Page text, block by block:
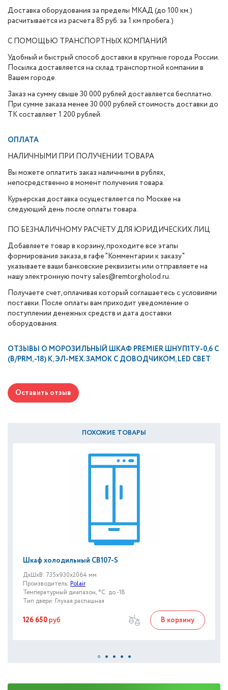
Доставка оборудования за пределы МКАД (до 100 км.)
расчитывается из расчета 85 руб. за 1 км пробега.)
С ПОМОЩЬЮ ТРАНСПОРТНЫХ КОМПАНИЙ
Удобный и быстрый способ доставки в крупные города России.
Посылка доставляется на склад транспортной компании в
Вашем городе.
Заказ на сумму свыше 30 000 рублей доставляется бесплатно.
При сумме заказа менее 30 000 рублей стоимость доставки до
ТК составляет 1 200 рублей.
ОПЛАТА
НАЛИЧНЫМИ ПРИ ПОЛУЧЕНИИ ТОВАРА
Вы можете оплатить заказ наличными в рублях,
непосредственно в момент получения товара.
Курьерская доставка осуществляется по Москве на
следующий день после оплаты товара.
ПО БЕЗНАЛИЧНОМУ РАСЧЕТУ ДЛЯ ЮРИДИЧЕСКИХ ЛИЦ
Добавляете товар в корзину, проходите все этапы
формирования заказа, в гафе "Комментарии к заказу"
указываете ваши банковские реквизиты или отправляете на
нашу электронную почту sales@remtorgholod.ru.
Получаете счет, оплачивая который соглашаетесь с условиями
поставки. После оплаты вам приходит уведомление о
поступлении денежных средств и дата доставки
оборудования.
ОТЗЫВЫ О МОРОЗИЛЬНЫЙ ШКАФ PREMIER ШНУП1ТУ-0,6 С
(В/PRM, -18) К, ЭЛ-МЕХ. ЗАМОК С ДОВОДЧИКОМ, LED СВЕТ
Оставить отзыв
ПОХОЖИЕ ТОВАРЫ
Шкаф холодильный CВ107-S
ДxШxВ: 735x930x2064 мм
Производитель: Polair
Температурный диапазон, °C: до -18
Тип двери: Глухая распашная
126 650руб В корзину